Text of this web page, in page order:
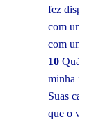
fez
com um
com uma
10 Quão
minha
Suas
que o